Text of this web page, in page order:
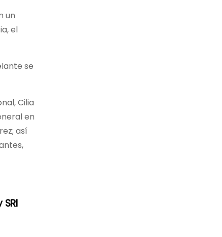
un
el
se
Cilia
en
así